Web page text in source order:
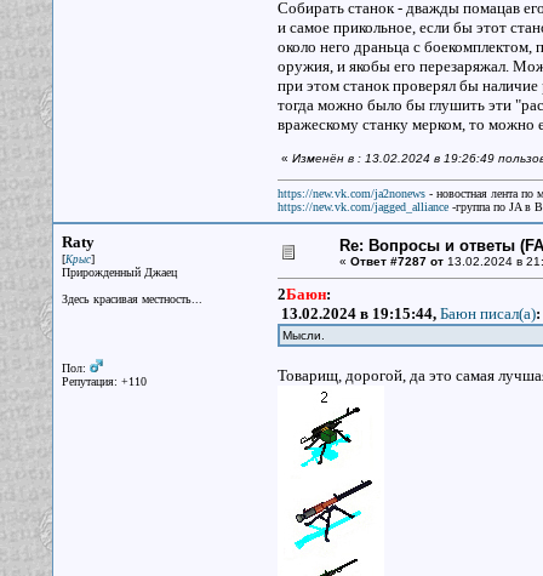
Собирать станок - дважды помацав
и самое прикольное, если бы этот
около него драньца с боекомплектом,
оружия, и якобы его перезаряжал.
при этом станок проверял бы наличие
тогда можно было бы глушить эти
вражескому станку мерком, то можно
« Изменён в : 13.02.2024 в 19:26:49
https://new.vk.com/ja2nonews- новостная лента по
https://new.vk.com/jagged_alliance-группа по JA в
Raty
[Крыс]
Прирожденный Джаец
Здесь красивая местность...
Пол:
Репутация: +110
Re: Вопросы и ответы
« Ответ #7287 от13.02.2024 в
2Баюн:
13.02.2024 в 19:15:44, Баюн писал(a):
Мысли.
Товарищ, дорогой, да это самая